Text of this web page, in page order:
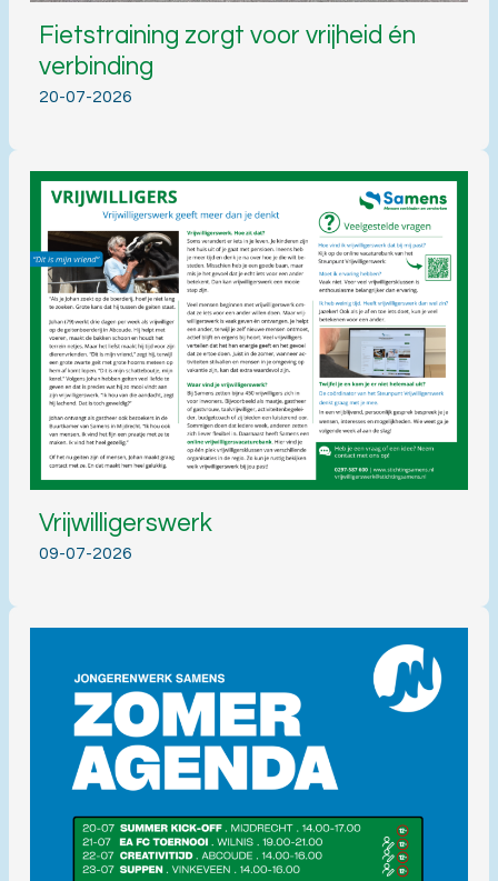
Fietstraining zorgt voor vrijheid én
verbinding
20-07-2026
Vrijwilligerswerk
09-07-2026